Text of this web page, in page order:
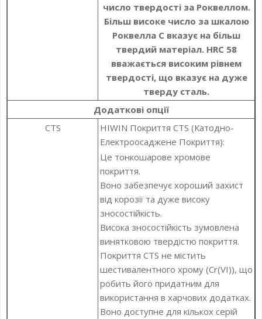
число твердості за Роквеллом.
Більш високе число за шкалою
Роквелла C вказує на більш
твердий матеріал. HRC 58
вважається високим рівнем
твердості, що вказує на дуже
тверду сталь.
Додаткові опції
CTS
HIWIN Покриття CTS (Катодно-
Електроосаджене Покриття):
Це тонкошарове хромове
покриття.
Воно забезпечує хороший захист
від корозії та дуже високу
зносостійкість.
Висока зносостійкість зумовлена
винятковою твердістю покриття.
Покриття CTS не містить
шестивалентного хрому (Cr(VI)), що
робить його придатним для
використання в харчових додатках.
Воно доступне для кількох серій